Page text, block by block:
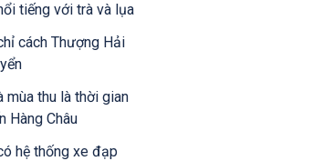
tiếng với trà và lụa
cách Thượng Hải
mùa thu là thời gian
Hàng Châu
hệ thống xe đạp